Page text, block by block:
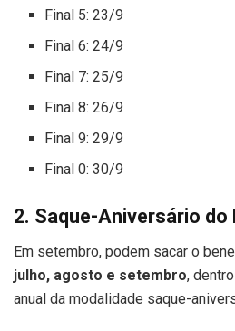
Final 5: 23/9
Final 6: 24/9
Final 7: 25/9
Final 8: 26/9
Final 9: 29/9
Final 0: 30/9
2. Saque-Aniversário do
Em setembro, podem sacar o
julho, agosto e setembro,
anual da modalidade saque-